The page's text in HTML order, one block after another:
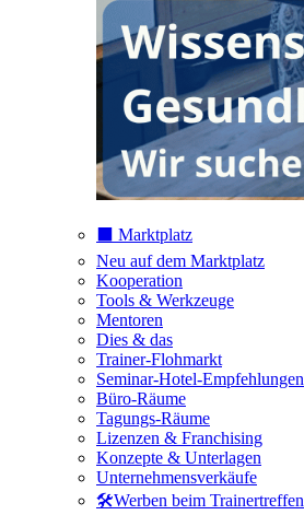
⬛️ Marktplatz
Neu auf dem Marktplatz
Kooperation
Tools & Werkzeuge
Mentoren
Dies & das
Trainer-Flohmarkt
Seminar-Hotel-Empfehlungen
Büro-Räume
Tagungs-Räume
Lizenzen & Franchising
Konzepte & Unterlagen
Unternehmensverkäufe
🛠️Werben beim Trainertreffen